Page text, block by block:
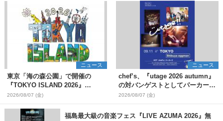
ニュース
東京「海の森公園」で開催の
『TOKYO ISLAND 2026』
BIGMAMA、flumpoolら第3弾出
演者7組を発表 ワークショッ
プ・アート出展者を募集
2026/08/07 (金)
ニュース
chef’s、『utage 2026 autumn』
の対バンゲストとしてパーカーズ
を発表
2026/08/07 (金)
福島最大級の音楽フェス『LIVE AZUMA 2026』無